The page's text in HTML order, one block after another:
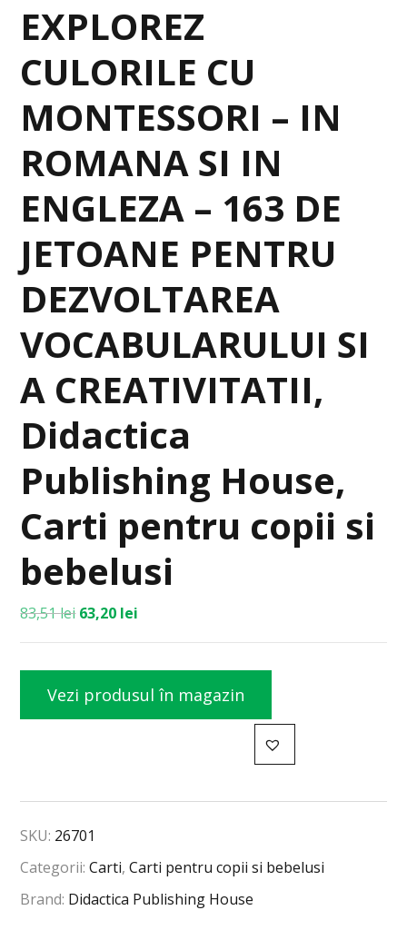
EXPLOREZ
CULORILE CU
MONTESSORI – IN
ROMANA SI IN
ENGLEZA – 163 DE
JETOANE PENTRU
DEZVOLTAREA
VOCABULARULUI SI
A CREATIVITATII,
Didactica
Publishing House,
Carti pentru copii si
bebelusi
83,51lei 63,20 lei
Vezi produsul în magazin
SKU: 26701
Categorii:Carti,Carti pentru copii si bebelusi
Brand: Didactica Publishing House